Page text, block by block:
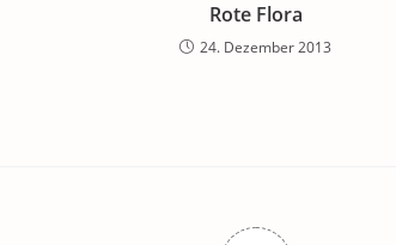
Rote Flora
24. Dezember 2013